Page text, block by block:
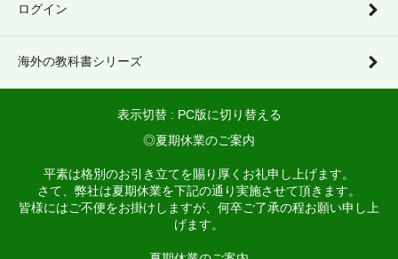
ログイン
海外の教科書シリーズ
表示切替 : PC版に切り替える
◎夏期休業のご案内
平素は格別のお引き立てを賜り厚くお礼申し上げます。
さて、弊社は夏期休業を下記の通り実施させて頂きます。
皆様にはご不便をお掛けしますが、何卒ご了承の程お願い申し上
げます。